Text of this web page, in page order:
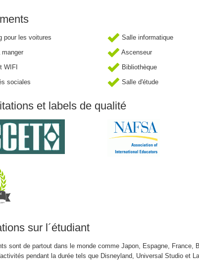
pour les voitures Salle informatique
manger
Ascenseur
WIFI
Bibliothèque
sociales
Salle d'étude
et labels de qualité
sur l´étudiant
sont de partout dans le monde comme Japon, Espagne,
pendant la durée tels que Disneyland, Universal Studio et